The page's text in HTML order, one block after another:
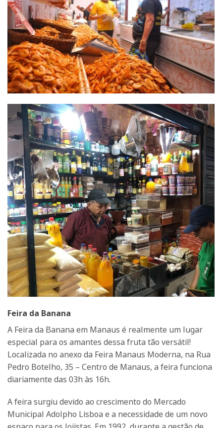
Feira da Banana
A Feira da Banana em Manaus é realmente um lugar
especial para os amantes dessa fruta tão versátil!
Localizada no anexo da Feira Manaus Moderna, na Rua
Pedro Botelho, 35 – Centro de Manaus, a feira funciona
diariamente das 03h às 16h.
A feira surgiu devido ao crescimento do Mercado
Municipal Adolpho Lisboa e a necessidade de um novo